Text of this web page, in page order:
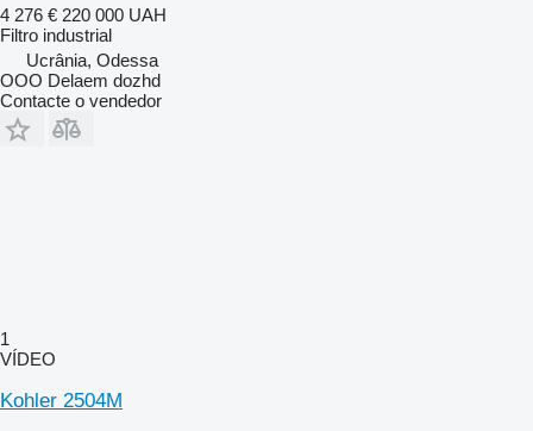
4 276 € 220 000 UAH
Filtro industrial
Ucrânia, Odessa
OOO Delaem dozhd
Contacte o vendedor
1
VÍDEO
Kohler 2504M